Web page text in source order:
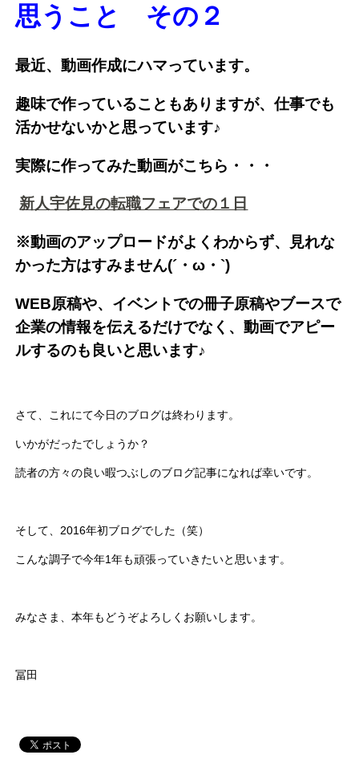
思うこと その２
最近、動画作成にハマっています。
趣味で作っていることもありますが、仕事でも
活かせないかと思っています♪
実際に作ってみた動画がこちら・・・
新人宇佐見の転職フェアでの１日
※動画のアップロードがよくわからず、見れな
かった方はすみません(´・ω・`)
WEB原稿や、イベントでの冊子原稿やブースで
企業の情報を伝えるだけでなく、動画でアピー
ルするのも良いと思います♪
さて、これにて今日のブログは終わります。
いかがだったでしょうか？
読者の方々の良い暇つぶしのブログ記事になれば幸いです。
そして、2016年初ブログでした（笑）
こんな調子で今年1年も頑張っていきたいと思います。
みなさま、本年もどうぞよろしくお願いします。
冨田